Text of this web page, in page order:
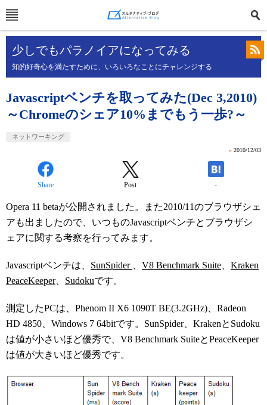
少しでもパラノイアになってみる
知的好奇心を満たすために、いろいろなことにチャレンジする
Javascriptベンチを取ってみた(Dec 3,2010)
～Chromeのシェア10%までもう一歩?～
ネットワーキング
» 2010/12/03
Share Post -
Opera 11 betaが公開されました。また2010/11のブラウザシェ
アも出ましたので、いつものJavascriptベンチとブラウザシ
ェアに関する考察を行ってみます。
Javascriptベンチは、 SunSpider V8 Benchmark Suite
Kraken
PeaceKeeper、 Sudokuです。
測定したPCは、Phenom II X6 1090T BE(3.2GHz)、Radeon
HD 4850、Windows 7 64bitです。SunSpider、KrakenとSudoku
は値が小さいほど優秀で、V8 Benchmark SuiteとPeaceKeeper
は値が大きいほど優秀です。